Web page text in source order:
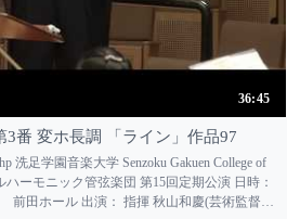
36:45
3番 変ホ長調 「ライン」作品97
洗足学園音楽大学 Senzoku Gakuen College of
ーモニック管弦楽団 第15回定期公演 日時：
前田ホール 出演： 指揮 秋山和慶(芸術監督)